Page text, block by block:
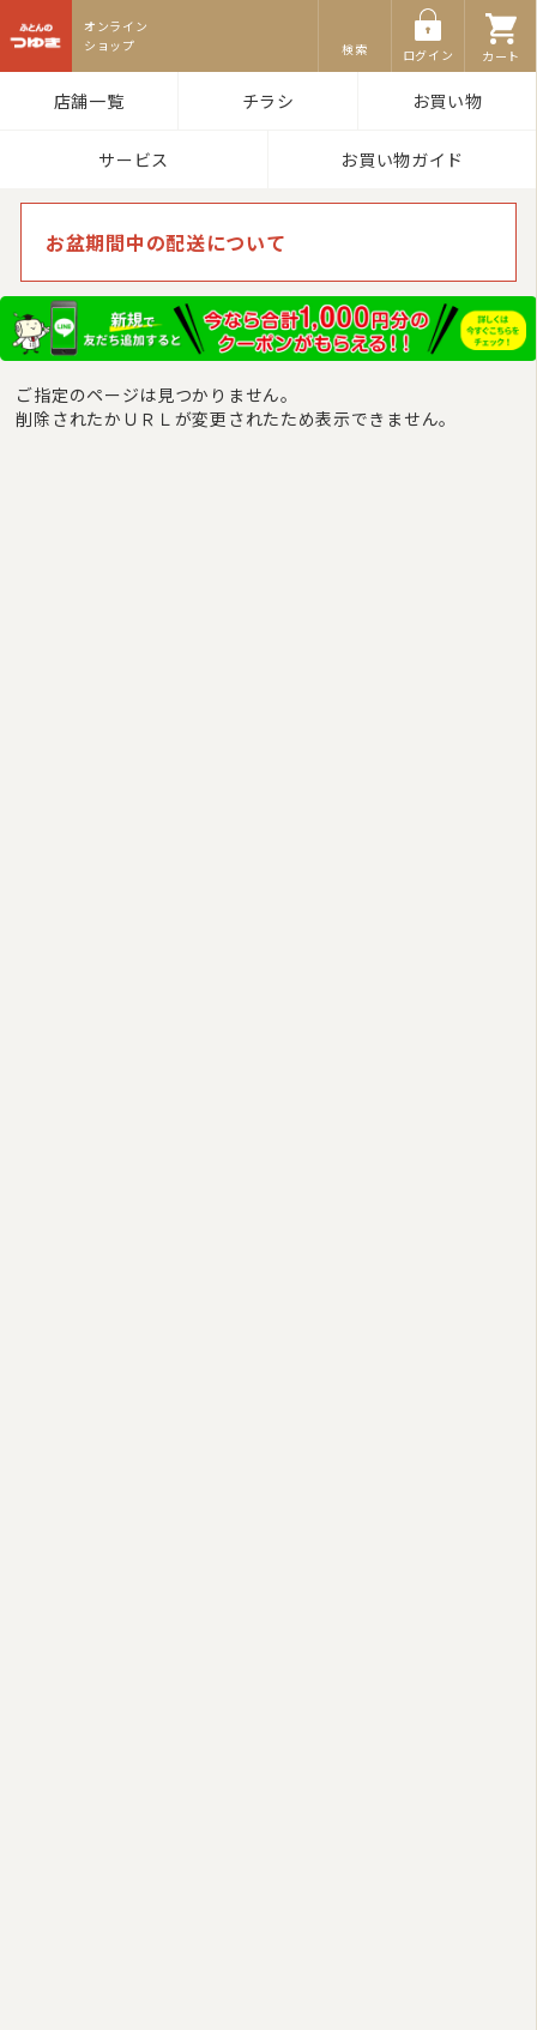
検索 ログイン カート
店舗一覧 チラシ お買い物
サービス お買い物ガイド
お盆期間中の配送について
ご指定のページは見つかりません。
削除されたかＵＲＬが変更されたため表示できません。